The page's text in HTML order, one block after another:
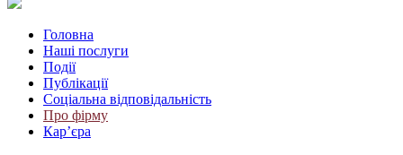
Головна
Наші послуги
Події
Публікації
Соціальна відповідальність
Про фiрму
Кар’єра